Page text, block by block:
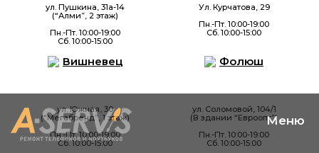
ул. Пушкина, 31а-14
(“Алми”, 2 этаж)
Пн.-Пт. 10:00-19:00
Сб. 10:00-15:00
Ул. Курчатова, 29
Пн.-Пт. 10:00-19:00
Сб. 10:00-15:00
Вишневец
ул. Южная, 30
(“Мегабренд”, 1 этаж)
Пн.-Пт. 10:00-19:00
Сб. 10:00-15:00
Фолюш
ул. Соломовой, 104/1
(В здании “Евроопт”)
Пн.-Пт. 10:00-19:00
Сб. 10:00-15:00